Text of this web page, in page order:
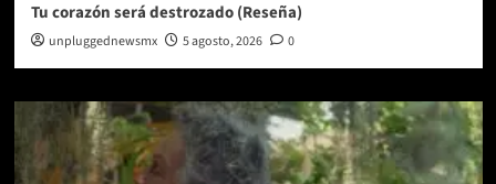
Tu corazón será destrozado (Reseña)
unpluggednewsmx 5 agosto, 2026 0